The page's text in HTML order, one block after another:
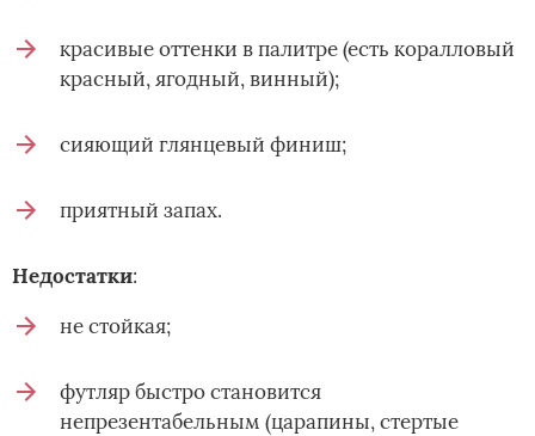
красивые оттенки в палитре (есть коралловый
красный, ягодный, винный);
сияющий глянцевый финиш;
приятный запах.
Недостатки:
не стойкая;
футляр быстро становится
непрезентабельным (царапины, стертые